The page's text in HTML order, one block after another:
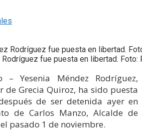
fue puesta en libertad.
Yesenia Méndez Rodríguez,
Grecia Quiroz, ha sido puesta
de ser detenida ayer en
de Carlos Manzo, Alcalde de
pasado 1 de noviembre.